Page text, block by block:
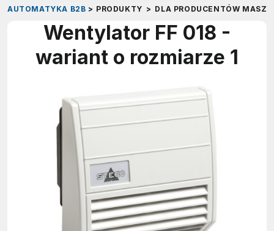
AUTOMATYKA B2B > PRODUKTY > DLA PRODUCENTÓW
Wentylator FF 018 -
wariant o rozmiarze 1